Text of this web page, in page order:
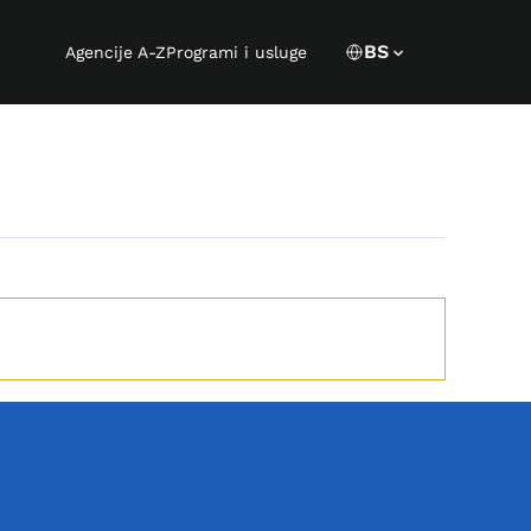
Agencije A-ZProgrami i uslugeLanguage
CURRENT
BS